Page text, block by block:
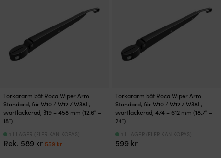
Torkararm båt Roca Wiper Arm
Standard, för W10 / W12 / W38L,
svartlackerad, 319 – 458 mm (12.6″ –
18″)
Rek. 589 kr Det
559 krDet
1 I LAGER (FLER KAN KÖPAS)
Torkararm båt Roca Wiper Arm
Standard, för W10 / W12 / W38L,
svartlackerad, 474 – 612 mm (18.7″ –
24″)
599 kr
1 I LAGER (FLER KAN KÖPAS)